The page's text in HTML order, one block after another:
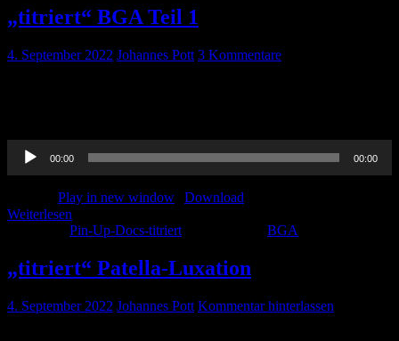
„titriert“ BGA Teil 1
4. September 2022 Johannes Pott 3 Kommentare
Audio-
Player
00:00 00:00
Play in new window
Download
Weiterlesen
Pin-Up-Docs-titriert BGA
„titriert“ Patella-Luxation
4. September 2022 Johannes Pott Kommentar hinterlassen